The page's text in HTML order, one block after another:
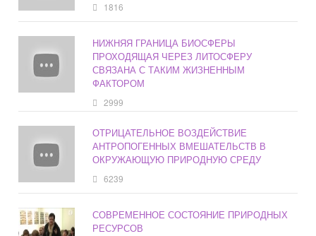
1816
НИЖНЯЯ ГРАНИЦА БИОСФЕРЫ
ПРОХОДЯЩАЯ ЧЕРЕЗ ЛИТОСФЕРУ
СВЯЗАНА С ТАКИМ ЖИЗНЕННЫМ
ФАКТОРОМ
2999
ОТРИЦАТЕЛЬНОЕ ВОЗДЕЙСТВИЕ
АНТРОПОГЕННЫХ ВМЕШАТЕЛЬСТВ В
ОКРУЖАЮЩУЮ ПРИРОДНУЮ СРЕДУ
6239
СОВРЕМЕННОЕ СОСТОЯНИЕ ПРИРОДНЫХ
РЕСУРСОВ